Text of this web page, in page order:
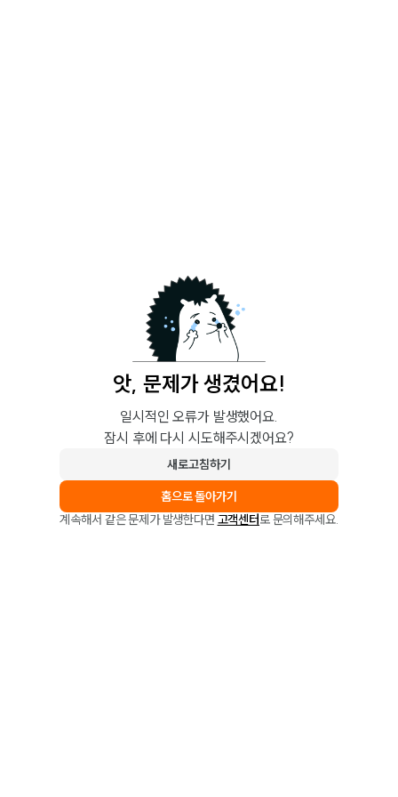
앗, 문제가 생겼어요!
일시적인 오류가 발생했어요.
잠시 후에 다시 시도해주시겠어요?
새로고침하기
홈으로 돌아가기
계속해서 같은 문제가 발생한다면 고객센터로 문의해주세요.